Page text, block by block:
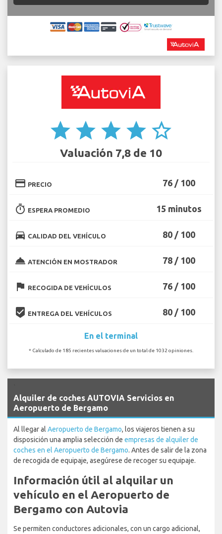
star star star star star_border
Valuación 7,8 de 10
credit_card PRECIO 76 / 100
timer ESPERA PROMEDIO 15 minutos
directions_car CALIDAD DEL VEHÍCULO 80 / 100
room_service ATENCIÓN EN MOSTRADOR 78 / 100
flag RECOGIDA DE VEHÍCULOS 76 / 100
beenhere ENTREGA DEL VEHÍCULOS 80 / 100
En el terminal
* Calculado de 185 recientes valuaciones de un total de 1032 opiniones.
Alquiler de coches AUTOVIA Servicios en
Aeropuerto de Bergamo
Al llegar al Aeropuerto de Bergamo, los viajeros tienen a su
disposición una amplia selección de empresas de alquiler de
coches en el Aeropuerto de Bergamo. Antes de salir de la zona
de recogida de equipaje, asegúrese de recoger su equipaje.
Información útil al alquilar un
vehículo en el Aeropuerto de
Bergamo con Autovia
Se permiten conductores adicionales, con un cargo adicional,